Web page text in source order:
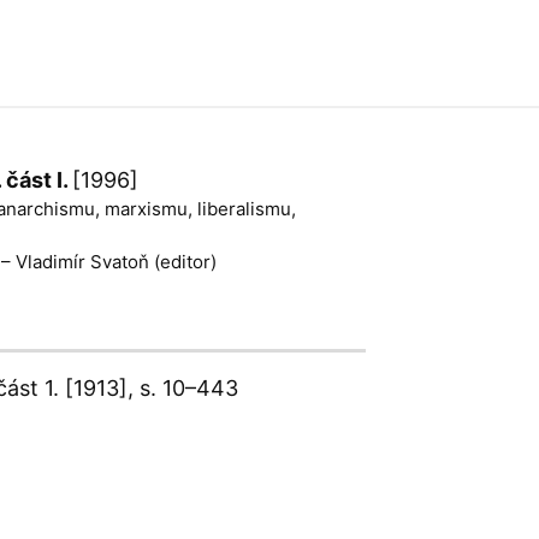
část I. [1996]
marxismu, liberalismu,
Vladimír Svatoň (editor)
1. [1913], s. 10–443